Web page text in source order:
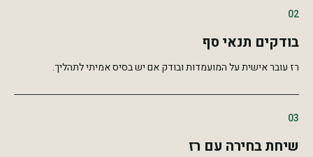
02
בודקים תנאי סף
רז עובר אישית על המועמדות ובודק אם יש בסיס אמיתי לתהליך.
03
שיחת בחירה עם רז